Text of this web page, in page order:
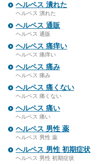
ヘルペス 潰れた
ヘルペス 潰れた
ヘルペス 通販
ヘルペス 通販
ヘルペス 痛痒い
ヘルペス 痛痒い
ヘルペス 痛み
ヘルペス 痛み
ヘルペス 痛くない
ヘルペス 痛くない
ヘルペス 痛い
ヘルペス 痛い
ヘルペス 男性 薬
ヘルペス 男性 薬
ヘルペス 男性 初期症状
ヘルペス 男性 初期症状